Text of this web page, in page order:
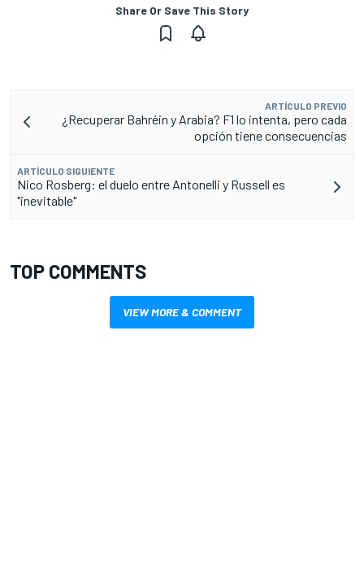
Share Or Save This Story
ARTÍCULO PREVIO
¿Recuperar Bahréin y Arabia? F1 lo intenta, pero cada
opción tiene consecuencias
ARTÍCULO SIGUIENTE
Nico Rosberg: el duelo entre Antonelli y Russell es
"inevitable"
TOP COMMENTS
VIEW MORE & COMMENT